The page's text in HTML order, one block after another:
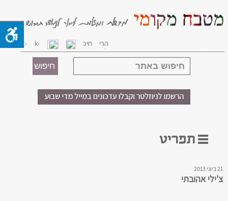
21 ביוני 2013
צ'ילי אהובתי